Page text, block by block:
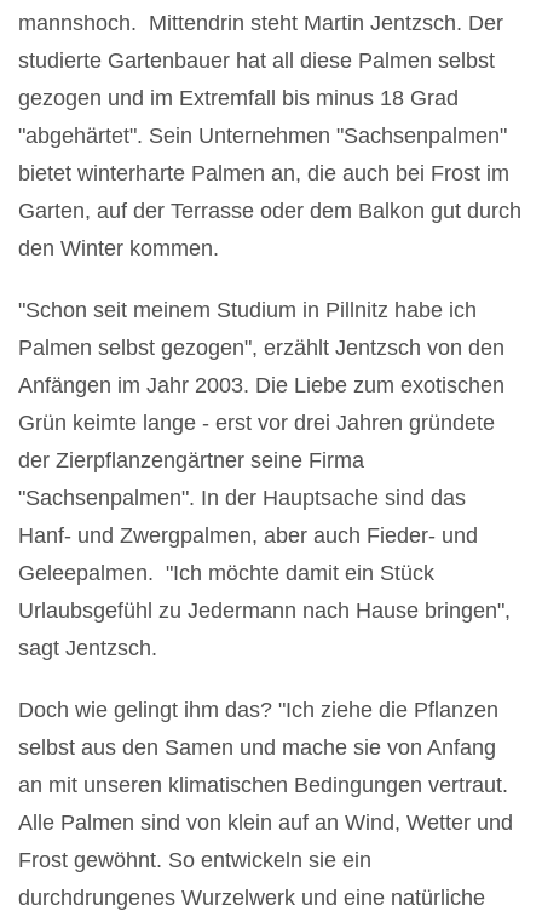
mannshoch. Mittendrin steht Martin Jentzsch. Der
studierte Gartenbauer hat all diese Palmen selbst
gezogen und im Extremfall bis minus 18 Grad
"abgehärtet". Sein Unternehmen "Sachsenpalmen"
bietet winterharte Palmen an, die auch bei Frost im
Garten, auf der Terrasse oder dem Balkon gut durch
den Winter kommen.
"Schon seit meinem Studium in Pillnitz habe ich
Palmen selbst gezogen", erzählt Jentzsch von den
Anfängen im Jahr 2003. Die Liebe zum exotischen
Grün keimte lange - erst vor drei Jahren gründete
der Zierpflanzengärtner seine Firma
"Sachsenpalmen". In der Hauptsache sind das
Hanf- und Zwergpalmen, aber auch Fieder- und
Geleepalmen. "Ich möchte damit ein Stück
Urlaubsgefühl zu Jedermann nach Hause bringen",
sagt Jentzsch.
Doch wie gelingt ihm das? "Ich ziehe die Pflanzen
selbst aus den Samen und mache sie von Anfang
an mit unseren klimatischen Bedingungen vertraut.
Alle Palmen sind von klein auf an Wind, Wetter und
Frost gewöhnt. So entwickeln sie ein
durchdrungenes Wurzelwerk und eine natürliche